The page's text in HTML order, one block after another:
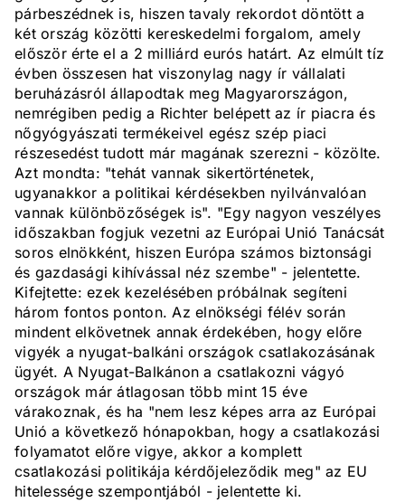
párbeszédnek is, hiszen tavaly rekordot döntött a
két ország közötti kereskedelmi forgalom, amely
először érte el a 2 milliárd eurós határt. Az elmúlt tíz
évben összesen hat viszonylag nagy ír vállalati
beruházásról állapodtak meg Magyarországon,
nemrégiben pedig a Richter belépett az ír piacra és
nőgyógyászati termékeivel egész szép piaci
részesedést tudott már magának szerezni - közölte.
Azt mondta: "tehát vannak sikertörténetek,
ugyanakkor a politikai kérdésekben nyilvánvalóan
vannak különbözőségek is". "Egy nagyon veszélyes
időszakban fogjuk vezetni az Európai Unió Tanácsát
soros elnökként, hiszen Európa számos biztonsági
és gazdasági kihívással néz szembe" - jelentette.
Kifejtette: ezek kezelésében próbálnak segíteni
három fontos ponton. Az elnökségi félév során
mindent elkövetnek annak érdekében, hogy előre
vigyék a nyugat-balkáni országok csatlakozásának
ügyét. A Nyugat-Balkánon a csatlakozni vágyó
országok már átlagosan több mint 15 éve
várakoznak, és ha "nem lesz képes arra az Európai
Unió a következő hónapokban, hogy a csatlakozási
folyamatot előre vigye, akkor a komplett
csatlakozási politikája kérdőjeleződik meg" az EU
hitelessége szempontjából - jelentette ki.